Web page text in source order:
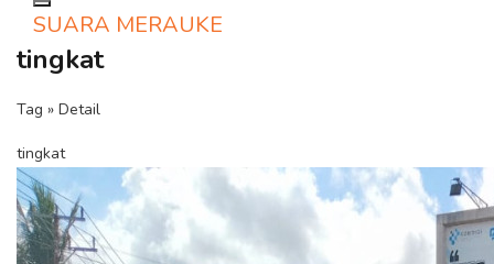
Toggle navigation
SUARA MERAUKE
tingkat
Tag » Detail
tingkat